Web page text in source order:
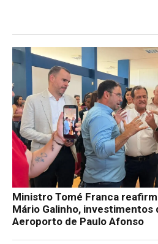
Ministro Tomé Franca
Mário Galinho, investimentos
Aeroporto de Paulo Afonso